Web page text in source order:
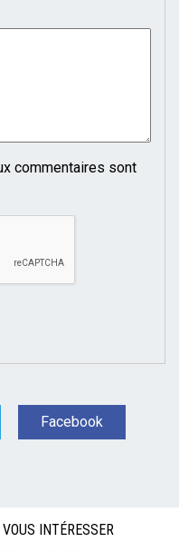
commentaires sont
Facebook
INTÉRESSER